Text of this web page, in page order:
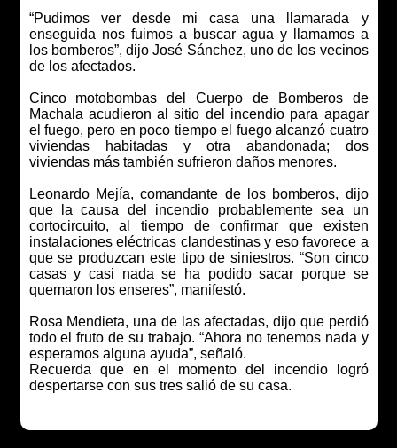
“Pudimos ver desde mi casa una llamarada y
enseguida nos fuimos a buscar agua y llamamos a
los bomberos”, dijo José Sánchez, uno de los vecinos
de los afectados.
Cinco motobombas del Cuerpo de Bomberos de
Machala acudieron al sitio del incendio para apagar
el fuego, pero en poco tiempo el fuego alcanzó cuatro
viviendas habitadas y otra abandonada; dos
viviendas más también sufrieron daños menores.
Leonardo Mejía, comandante de los bomberos, dijo
que la causa del incendio probablemente sea un
cortocircuito, al tiempo de confirmar que existen
instalaciones eléctricas clandestinas y eso favorece a
que se produzcan este tipo de siniestros. “Son cinco
casas y casi nada se ha podido sacar porque se
quemaron los enseres”, manifestó.
Rosa Mendieta, una de las afectadas, dijo que perdió
todo el fruto de su trabajo. “Ahora no tenemos nada y
esperamos alguna ayuda”, señaló.
Recuerda que en el momento del incendio logró
despertarse con sus tres salió de su casa.